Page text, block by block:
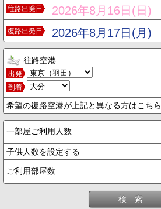
往路出発日 2026年8月16日(日)
復路出発日 2026年8月17日(月)
往路空港
出発
到着
希望の復路空港が上記と異なる方はこちら
一部屋ご利用人数
子供人数を設定する
ご利用部屋数
検 索